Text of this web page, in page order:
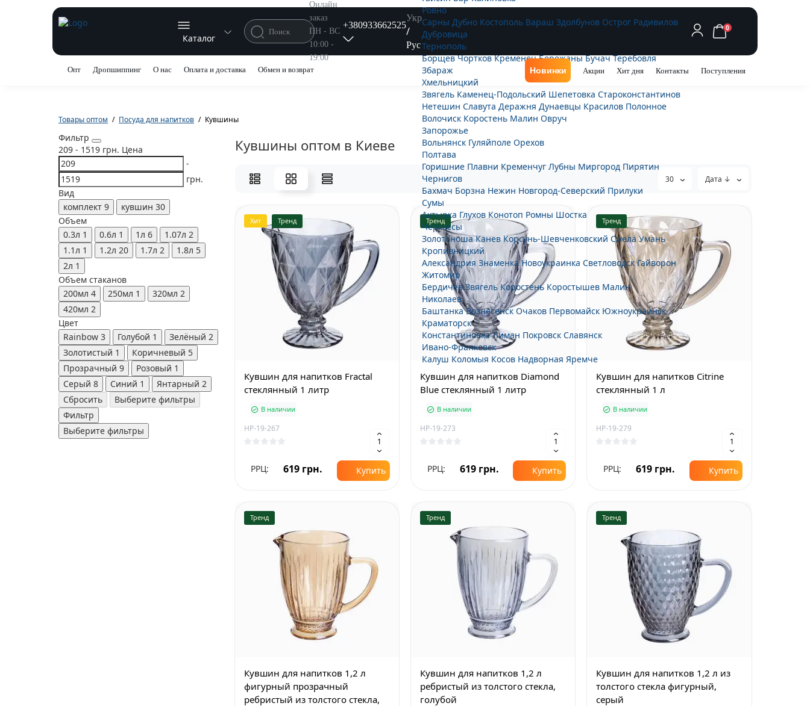
Каталог
Онлайн
заказ
ПН - ВС
10:00 -
19:00
+380933662525
Укр
/
Рус
Ровно
Сарны Дубно Костополь Вараш Здолбунов Острог Радивилов
Дубровица
Тернополь
Борщёв Чортков Кременец Бережаны Бучач Теребовля
Збараж
Хмельницкий
Звягель Каменец-Подольский Шепетовка Староконстантинов
Нетешин Славута Деражня Дунаевцы Красилов Полонное
Волочиск Коростень Малин Овруч
Запорожье
Вольнянск Гуляйполе Орехов
Полтава
Горишние Плавни Кременчуг Лубны Миргород Пирятин
Чернигов
Бахмач Борзна Нежин Новгород-Северский Прилуки
Сумы
Ахтырка Глухов Конотоп Ромны Шостка
Черкассы
Золотоноша Канев Корсунь-Шевченковский Смела Умань
Кропивницкий
Александрия Знаменка Новоукраинка Светловодск Гайворон
Житомир
Бердичев Звягель Коростень Коростышев Малин
Николаев
Баштанка Вознесенск Очаков Первомайск Южноукраинск
Краматорск
Константиновка Лиман Покровск Славянск
Ивано-Франковск
Калуш Коломыя Косов Надворная Яремче
0
Опт Дропшиппинг О нас Оплата и доставка Обмен и возврат Новинки Акции Хит дня Контакты Поступления
Товары оптом Посуда для напитков Кувшины
Фильтр
209 - 1519 грн. Цена
-
грн.
Вид
комплект 9 кувшин 30
Объем
0.3л 1 0.6л 1 1л 6 1.07л 2
1.1л 1 1.2л 20 1.7л 2 1.8л 5
2л 1
Объем стаканов
200мл 4 250мл 1 320мл 2
420мл 2
Цвет
Rainbow 3 Голубой 1 Зелёный 2
Золотистый 1 Коричневый 5
Прозрачный 9 Розовый 1
Серый 8 Синий 1 Янтарный 2
Сбросить
Выберите фильтры
Фильтр
Выберите фильтры
Кувшины оптом в Киеве
30 Дата ↓
Хит Тренд
Кувшин для напитков Fractal
стеклянный 1 литр
В наличии
HP-19-267
РРЦ: 619 грн. Купить
Тренд
Кувшин для напитков Diamond
Blue стеклянный 1 литр
В наличии
HP-19-273
РРЦ: 619 грн. Купить
Тренд
Кувшин для напитков Citrine
стеклянный 1 л
В наличии
HP-19-279
РРЦ: 619 грн. Купить
Тренд
Кувшин для напитков 1,2 л
фигурный прозрачный
ребристый из толстого стекла,
Тренд
Кувшин для напитков 1,2 л
ребристый из толстого стекла,
голубой
Тренд
Кувшин для напитков 1,2 л из
толстого стекла фигурный,
серый